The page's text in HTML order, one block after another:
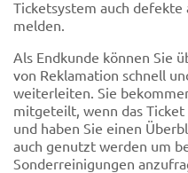
Ticketsystem auch
melden.
Als Endkunde können Sie
von Reklamation schnell
weiterleiten. Sie
mitgeteilt, wenn das
und haben Sie einen
auch genutzt werden um
Sonderreinigungen